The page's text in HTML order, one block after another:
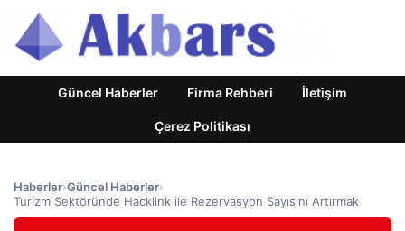
Güncel Haberler Firma Rehberi İletişim
Çerez Politikası
Haberler›Güncel Haberler›
Turizm Sektöründe Hacklink ile Rezervasyon Sayısını Artırmak